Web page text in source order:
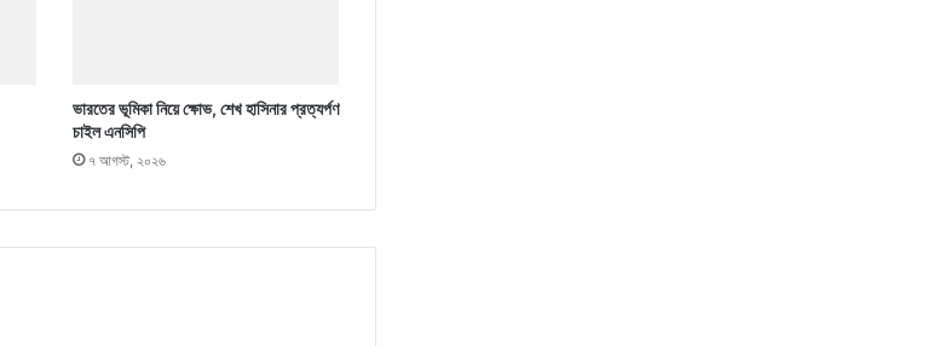
ভারতের ভূমিকা নিয়ে ক্ষোভ, শেখ হাসিনার প্রত্যর্পণ
চাইল এনসিপি
৭ আগস্ট, ২০২৬